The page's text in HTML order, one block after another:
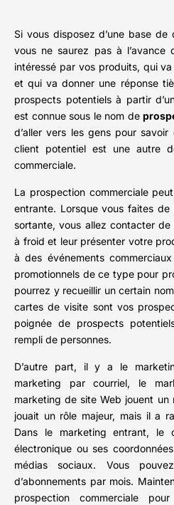
Si vous disposez d’une base de
vous ne saurez pas à l’avance
intéressé par vos produits, qui
et qui va donner une réponse
prospects potentiels à partir
est connue sous le nom de
d’aller vers les gens pour
client potentiel est une autre
commerciale.
La prospection commerciale
entrante. Lorsque vous faites
sortante, vous allez contacter
à froid et leur présenter votre
à des événements
promotionnels de ce type pour
pourrez y recueillir un certain
cartes de visite sont vos
poignée de prospects
rempli de personnes.
D’autre part, il y a le
marketing par courriel, le
marketing de site Web jouent un
jouait un rôle majeur, mais il a
Dans le marketing entrant, le
électronique ou ses
médias sociaux. Vous
d’abonnements par mois.
prospection commerciale